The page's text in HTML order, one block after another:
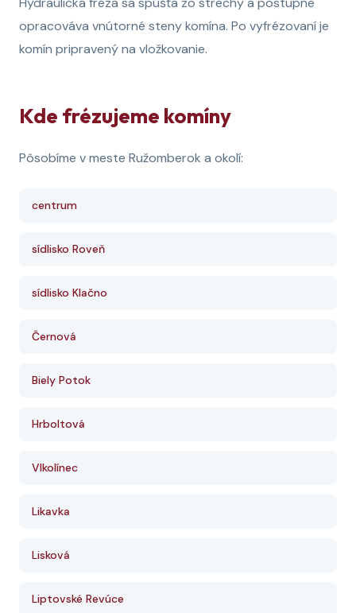
opracováva vnútorné steny komína. Po vyfrézovaní je
komín pripravený na vložkovanie.
Kde frézujeme komíny
Pôsobíme v meste Ružomberok a okolí:
centrum
sídlisko Roveň
sídlisko Klačno
Černová
Biely Potok
Hrboltová
Vlkolínec
Likavka
Lisková
Liptovské Revúce